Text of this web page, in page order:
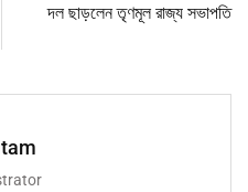
দল ছাড়লেন তৃণমূল রাজ্য সভাপতি